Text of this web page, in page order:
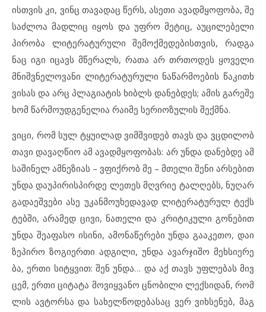
ისთვის კი, ვინც თავადაც წერს, ასეთი ავადმყოფობა, შე
საძლოა მადლიც იყოს და უფრო მეტიც, აუცილებელი
პირობა ლიტერატურული შემოქმედებისთვის, რადგა
ნაც იგი იცავს მწერალს, რათა არ თრთოდეს ყოველი
მნიშვნელოვანი ლიტერატურული ნაწარმოების წაკითხ
ვისას და არც პლაგიატის ხიბლს დანებდეს; ამის გარეშე
ხომ წარმოუდგენელია რაიმე სერიოზულის შექმნა.
ვიცი, რომ სულ ტყუილად ვიმშვიდებ თავს და ვცდილობ
თავი დავაღწიო ამ ავადმყოფობას: არ უნდა დანებდე ამ
საშინელ ამნეზიას – ვფიქრობ მე – მთელი შენი არსებით
უნდა დაუპირისპირდე ლეთეს მღვრიე ტალღებს, ნუღარ
გადაეშვები ასე უკანმოუხედავად ლიტერატურულ ტექს
ტებში, არამედ ცივი, ნათელი და კრიტიკული გონებით
უნდა შეაფასო ისინი, ამონაწერები უნდა გააკეთო, დაი
ზეპირო ზოგიერთი ადგილი, უნდა ავარჯიშო მეხსიერე
ბა, ერთი სიტყვით: შენ უნდა… და აქ თავს უფლებას მივ
ცემ, ერთი ციტატა მოვიყვანო ცნობილი ლექსიდან, რომ
ლის ავტორსა და სახელწოდებასაც ვერ ვიხსენებ, მაგ